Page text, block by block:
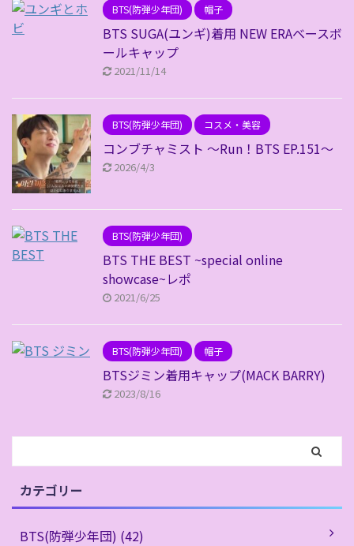
BTS(防弾少年団) 帽子
BTS SUGA(ユンギ)着用 NEW ERAベースボ
ールキャップ
2021/11/14
BTS(防弾少年団) コスメ・美容
コンブチャミスト ～Run！BTS EP.151～
2026/4/3
BTS(防弾少年団)
BTS THE BEST ~special online
showcase~レポ
2021/6/25
BTS(防弾少年団) 帽子
BTSジミン着用キャップ(MACK BARRY)
2023/8/16
カテゴリー
BTS(防弾少年団) (42)